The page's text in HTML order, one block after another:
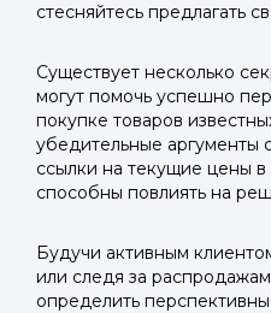
стесняйтесь предлагать
Существует несколько
могут помочь успешно
покупке товаров
убедительные аргументы
ссылки на текущие цены в
способны повлиять на
Будучи активным
или следя за
определить